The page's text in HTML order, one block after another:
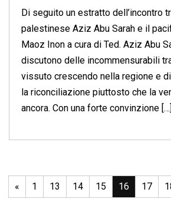
Di seguito un estratto dell’incontro
palestinese Aziz Abu Sarah e il
Maoz Inon a cura di Ted. Aziz Abu
discutono delle incommensurabili
vissuto crescendo nella regione e
la riconciliazione piuttosto che la
ancora. Con una forte convinzione […]
« 1 13 14 15 16 17